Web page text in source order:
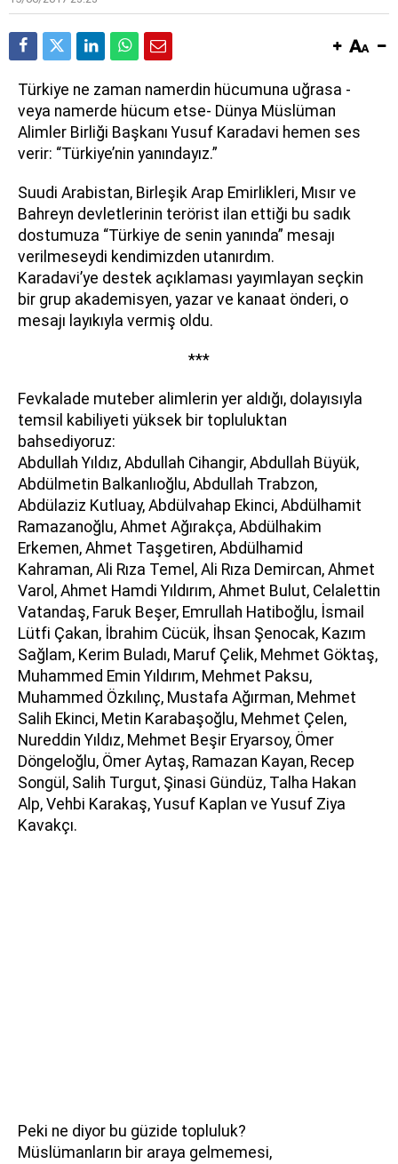
Türkiye ne zaman namerdin hücumuna uğrasa -
veya namerde hücum etse- Dünya Müslüman
Alimler Birliği Başkanı Yusuf Karadavi hemen ses
verir: “Türkiye’nin yanındayız.”
Suudi Arabistan, Birleşik Arap Emirlikleri, Mısır ve
Bahreyn devletlerinin terörist ilan ettiği bu sadık
dostumuza “Türkiye de senin yanında” mesajı
verilmeseydi kendimizden utanırdım.
Karadavi’ye destek açıklaması yayımlayan seçkin
bir grup akademisyen, yazar ve kanaat önderi, o
mesajı layıkıyla vermiş oldu.
***
Fevkalade muteber alimlerin yer aldığı, dolayısıyla
temsil kabiliyeti yüksek bir topluluktan
bahsediyoruz:
Abdullah Yıldız, Abdullah Cihangir, Abdullah Büyük,
Abdülmetin Balkanlıoğlu, Abdullah Trabzon,
Abdülaziz Kutluay, Abdülvahap Ekinci, Abdülhamit
Ramazanoğlu, Ahmet Ağırakça, Abdülhakim
Erkemen, Ahmet Taşgetiren, Abdülhamid
Kahraman, Ali Rıza Temel, Ali Rıza Demircan, Ahmet
Varol, Ahmet Hamdi Yıldırım, Ahmet Bulut, Celalettin
Vatandaş, Faruk Beşer, Emrullah Hatiboğlu, İsmail
Lütfi Çakan, İbrahim Cücük, İhsan Şenocak, Kazım
Sağlam, Kerim Buladı, Maruf Çelik, Mehmet Göktaş,
Muhammed Emin Yıldırım, Mehmet Paksu,
Muhammed Özkılınç, Mustafa Ağırman, Mehmet
Salih Ekinci, Metin Karabaşoğlu, Mehmet Çelen,
Nureddin Yıldız, Mehmet Beşir Eryarsoy, Ömer
Döngeloğlu, Ömer Aytaş, Ramazan Kayan, Recep
Songül, Salih Turgut, Şinasi Gündüz, Talha Hakan
Alp, Vehbi Karakaş, Yusuf Kaplan ve Yusuf Ziya
Kavakçı.
Peki ne diyor bu güzide topluluk?
Müslümanların bir araya gelmemesi,